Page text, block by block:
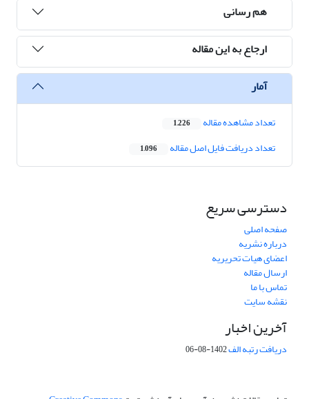
هم رسانی
ارجاع به این مقاله
آمار
تعداد مشاهده مقاله 1,226
تعداد دریافت فایل اصل مقاله 1,096
دسترسی سریع
صفحه اصلی
درباره نشریه
اعضای هیات تحریریه
ارسال مقاله
تماس با ما
نقشه سایت
آخرین اخبار
دریافت رتبه الف1402-08-06